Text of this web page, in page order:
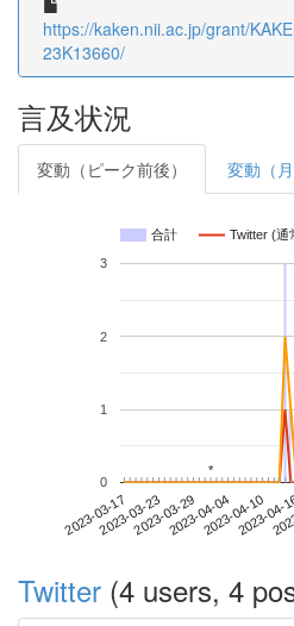
https://kaken.nii.ac.jp/grant/
23K13660/
言及状況
変動（ピーク前後） 変動（月
合計 Twitter (通
2023-03-172023-03-232023-03-292023-04-042023-04-10
2023-
0
1
2
3
**
Twitter (4 users, 4